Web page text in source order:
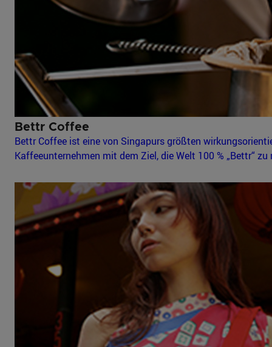
Bettr Coffee
Bettr Coffee ist eine von Singapurs größten
Kaffeeunternehmen mit dem Ziel, die Welt 100 % „Bettr“ zu